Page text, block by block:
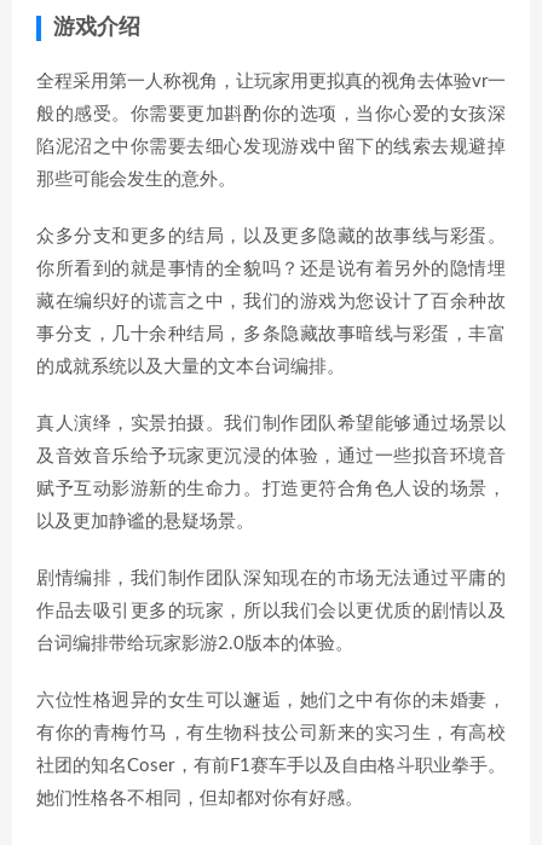
游戏介绍
全程采用第一人称视角，让玩家用更拟真的视角去体验vr一
般的感受。你需要更加斟酌你的选项，当你心爱的女孩深
陷泥沼之中你需要去细心发现游戏中留下的线索去规避掉
那些可能会发生的意外。
众多分支和更多的结局，以及更多隐藏的故事线与彩蛋。
你所看到的就是事情的全貌吗？还是说有着另外的隐情埋
藏在编织好的谎言之中，我们的游戏为您设计了百余种故
事分支，几十余种结局，多条隐藏故事暗线与彩蛋，丰富
的成就系统以及大量的文本台词编排。
真人演绎，实景拍摄。我们制作团队希望能够通过场景以
及音效音乐给予玩家更沉浸的体验，通过一些拟音环境音
赋予互动影游新的生命力。打造更符合角色人设的场景，
以及更加静谧的悬疑场景。
剧情编排，我们制作团队深知现在的市场无法通过平庸的
作品去吸引更多的玩家，所以我们会以更优质的剧情以及
台词编排带给玩家影游2.0版本的体验。
六位性格迥异的女生可以邂逅，她们之中有你的未婚妻，
有你的青梅竹马，有生物科技公司新来的实习生，有高校
社团的知名Coser，有前F1赛车手以及自由格斗职业拳手。
她们性格各不相同，但却都对你有好感。